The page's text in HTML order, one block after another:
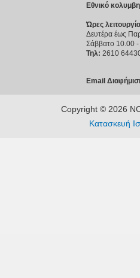
Εθνικό
Ώρες
Δευτέρα έως
Σάββατο 10.00
Τηλ: 2610
Email
Copyright © 2026
Κατασκευή